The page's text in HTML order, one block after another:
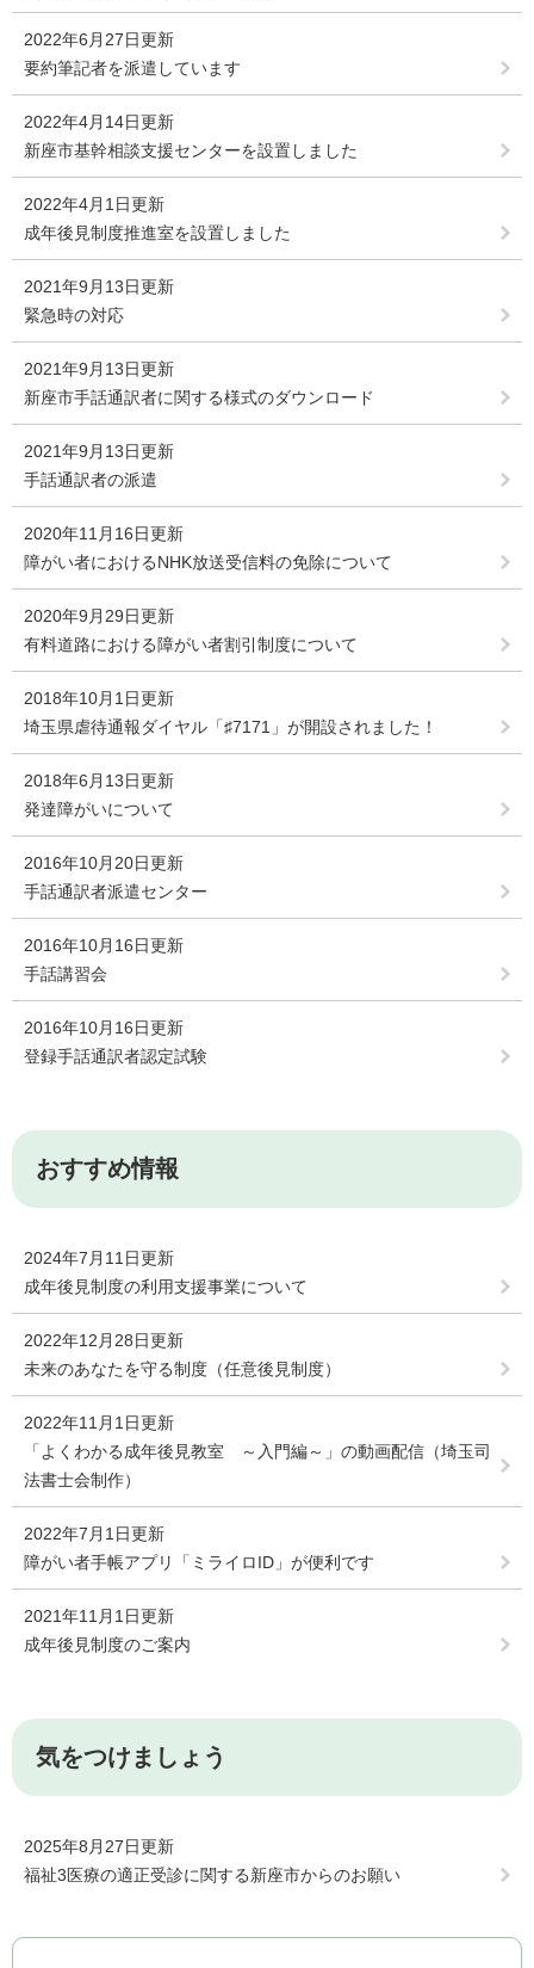
2022年6月27日更新
要約筆記者を派遣しています
2022年4月14日更新
新座市基幹相談支援センターを設置しました
2022年4月1日更新
成年後見制度推進室を設置しました
2021年9月13日更新
緊急時の対応
2021年9月13日更新
新座市手話通訳者に関する様式のダウンロード
2021年9月13日更新
手話通訳者の派遣
2020年11月16日更新
障がい者におけるNHK放送受信料の免除について
2020年9月29日更新
有料道路における障がい者割引制度について
2018年10月1日更新
埼玉県虐待通報ダイヤル「♯7171」が開設されました！
2018年6月13日更新
発達障がいについて
2016年10月20日更新
手話通訳者派遣センター
2016年10月16日更新
手話講習会
2016年10月16日更新
登録手話通訳者認定試験
おすすめ情報
2024年7月11日更新
成年後見制度の利用支援事業について
2022年12月28日更新
未来のあなたを守る制度（任意後見制度）
2022年11月1日更新
「よくわかる成年後見教室 ～入門編～」の動画配信（埼玉司
法書士会制作）
2022年7月1日更新
障がい者手帳アプリ「ミライロID」が便利です
2021年11月1日更新
成年後見制度のご案内
気をつけましょう
2025年8月27日更新
福祉3医療の適正受診に関する新座市からのお願い